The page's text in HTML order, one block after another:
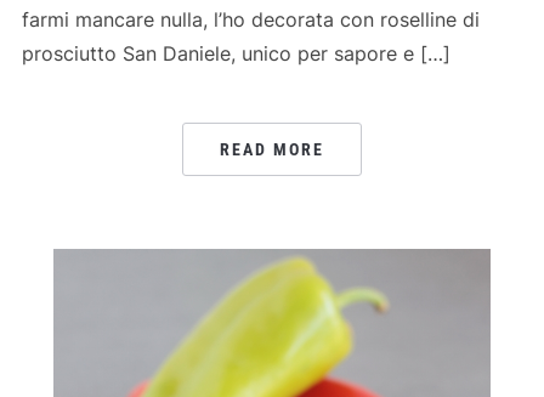
farmi mancare nulla, l’ho decorata con roselline di
prosciutto San Daniele, unico per sapore e […]
READ MORE